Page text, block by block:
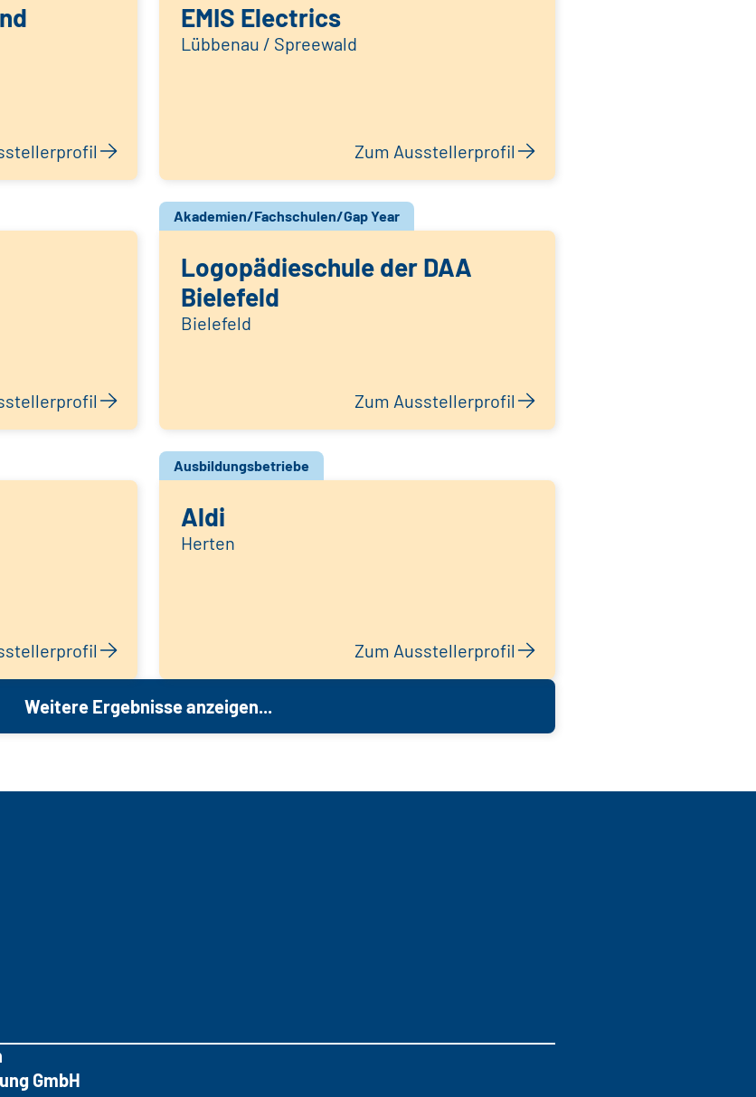
EMIS Electrics
Lübbenau / Spreewald
Zum Ausstellerprofil
Akademien/Fachschulen/Gap Year
Logopädieschule der DAA
Bielefeld
Bielefeld
Zum Ausstellerprofil
Ausbildungsbetriebe
Aldi
Herten
Zum Ausstellerprofil
Weitere Ergebnisse anzeigen...
GmbH